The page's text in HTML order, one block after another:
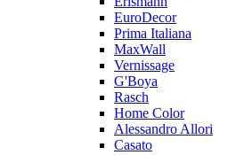
EuroDecor
Prima Italiana
MaxWall
Vernissage
G'Boya
Rasch
Home Color
Alessandro Allori
Casato